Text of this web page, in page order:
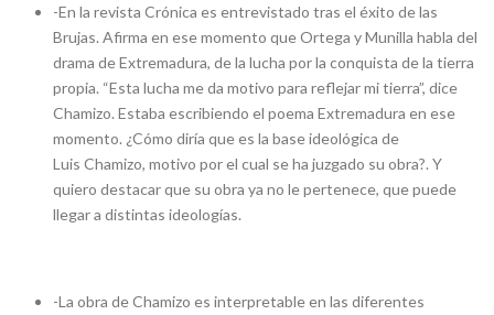
-En la revista Crónica es entrevistado tras el éxito de las
Brujas. Afirma en ese momento que Ortega y Munilla habla del
drama de Extremadura, de la lucha por la conquista de la tierra
propia. “Esta lucha me da motivo para reflejar mi tierra”, dice
Chamizo. Estaba escribiendo el poema Extremadura en ese
momento. ¿Cómo diría que es la base ideológica de
Luis Chamizo, motivo por el cual se ha juzgado su obra?. Y
quiero destacar que su obra ya no le pertenece, que puede
llegar a distintas ideologías.
-La obra de Chamizo es interpretable en las diferentes